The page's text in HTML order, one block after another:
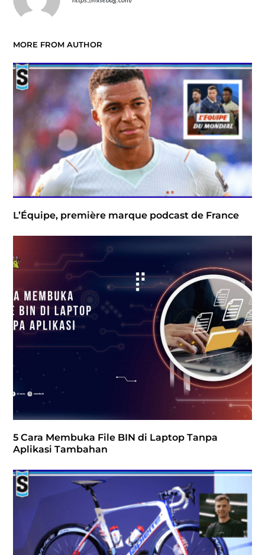
MORE FROM AUTHOR
L’Équipe, première marque podcast de France
5 Cara Membuka File BIN di Laptop Tanpa
Aplikasi Tambahan